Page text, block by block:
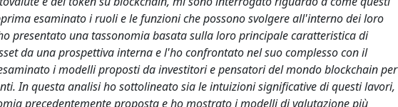
esaminato i ruoli e le funzioni che possono svolgere all'interno dei loro
presentato una tassonomia basata sulla loro principale caratteristica di
da una prospettiva interna e l'ho confrontato nel suo complesso con il
i modelli proposti da investitori e pensatori del mondo blockchain per
In questa analisi ho sottolineato sia le intuizioni significative di questi lavori,
precedentemente proposta e ho mostrato i modelli di valutazione più